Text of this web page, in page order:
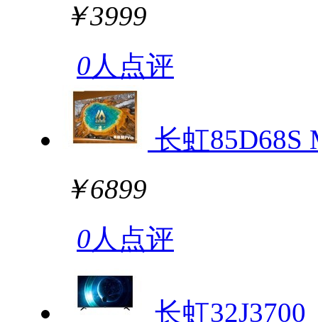
￥3999
0人点评
长虹85D68S
￥6899
0人点评
长虹32J3700